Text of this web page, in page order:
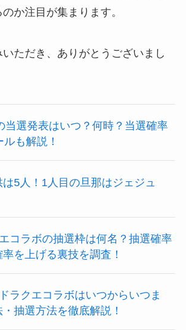
か注目が集まります。
ただき、ありがとうございまし
当選発表はいつ？何時？当選確率
も解説！
5人！1人目の旦那はジェジュ
コラボの抽選枠は何名？抽選確率
を上げる裏技を調査！
ラクエコラボはいつからいつま
抽選方法を徹底解説！